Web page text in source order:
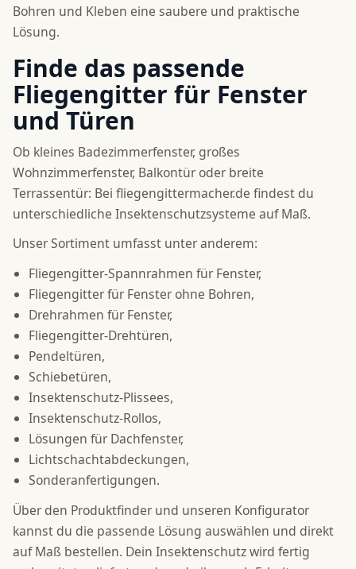
Bohren und Kleben eine saubere und praktische
Lösung.
Finde das passende
Fliegengitter für Fenster
und Türen
Ob kleines Badezimmerfenster, großes
Wohnzimmerfenster, Balkontür oder breite
Terrassentür: Bei fliegengittermacher.de findest du
unterschiedliche Insektenschutzsysteme auf Maß.
Unser Sortiment umfasst unter anderem:
Fliegengitter-Spannrahmen für Fenster,
Fliegengitter für Fenster ohne Bohren,
Drehrahmen für Fenster,
Fliegengitter-Drehtüren,
Pendeltüren,
Schiebetüren,
Insektenschutz-Plissees,
Insektenschutz-Rollos,
Lösungen für Dachfenster,
Lichtschachtabdeckungen,
Sonderanfertigungen.
Über den Produktfinder und unseren Konfigurator
kannst du die passende Lösung auswählen und direkt
auf Maß bestellen. Dein Insektenschutz wird fertig